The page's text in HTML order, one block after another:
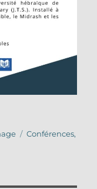
Catégories
Conférences,